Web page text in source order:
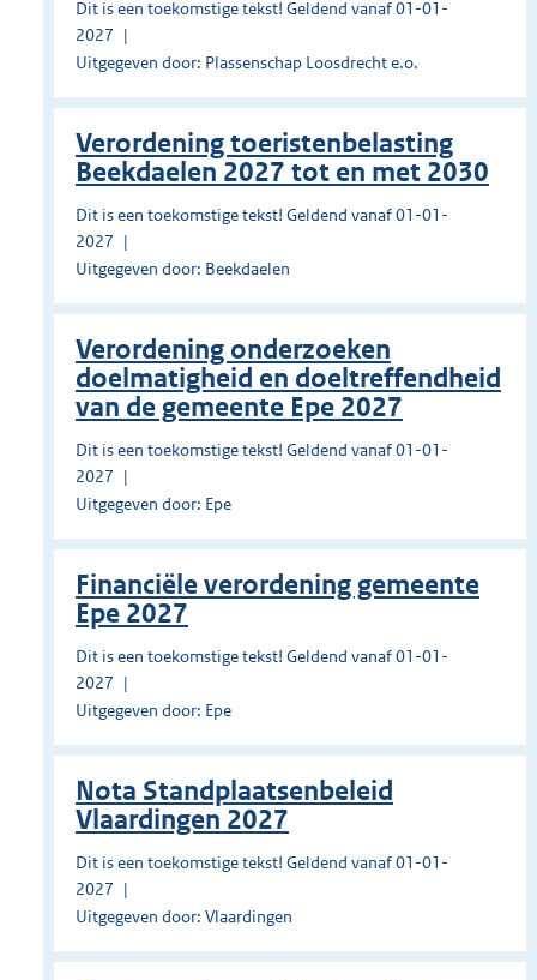
Dit is een toekomstige tekst! Geldend vanaf 01-01-
2027
Uitgegeven door: Plassenschap Loosdrecht e.o.
Verordening toeristenbelasting
Beekdaelen 2027 tot en met 2030
Dit is een toekomstige tekst! Geldend vanaf 01-01-
2027
Uitgegeven door: Beekdaelen
Verordening onderzoeken
doelmatigheid en doeltreffendheid
van de gemeente Epe 2027
Dit is een toekomstige tekst! Geldend vanaf 01-01-
2027
Uitgegeven door: Epe
Financiële verordening gemeente
Epe 2027
Dit is een toekomstige tekst! Geldend vanaf 01-01-
2027
Uitgegeven door: Epe
Nota Standplaatsenbeleid
Vlaardingen 2027
Dit is een toekomstige tekst! Geldend vanaf 01-01-
2027
Uitgegeven door: Vlaardingen